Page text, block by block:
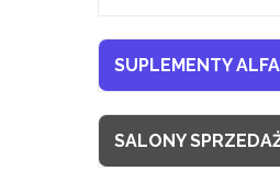
SUPLEMENTY
SALONY